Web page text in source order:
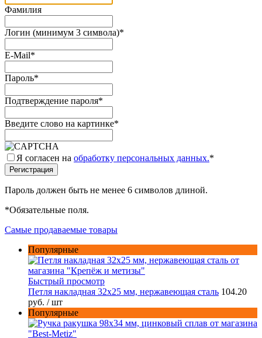
Фамилия
Логин (минимум 3 символа)*
E-Mail*
Пароль*
Подтверждение пароля*
Введите слово на картинке*
Я согласен на обработку персональных данных.*
Пароль должен быть не менее 6 символов длиной.
*Обязательные поля.
Самые продаваемые товары
Популярные
Быстрый просмотр
Петля накладная 32х25 мм, нержавеющая сталь 104.20
руб. / шт
Популярные